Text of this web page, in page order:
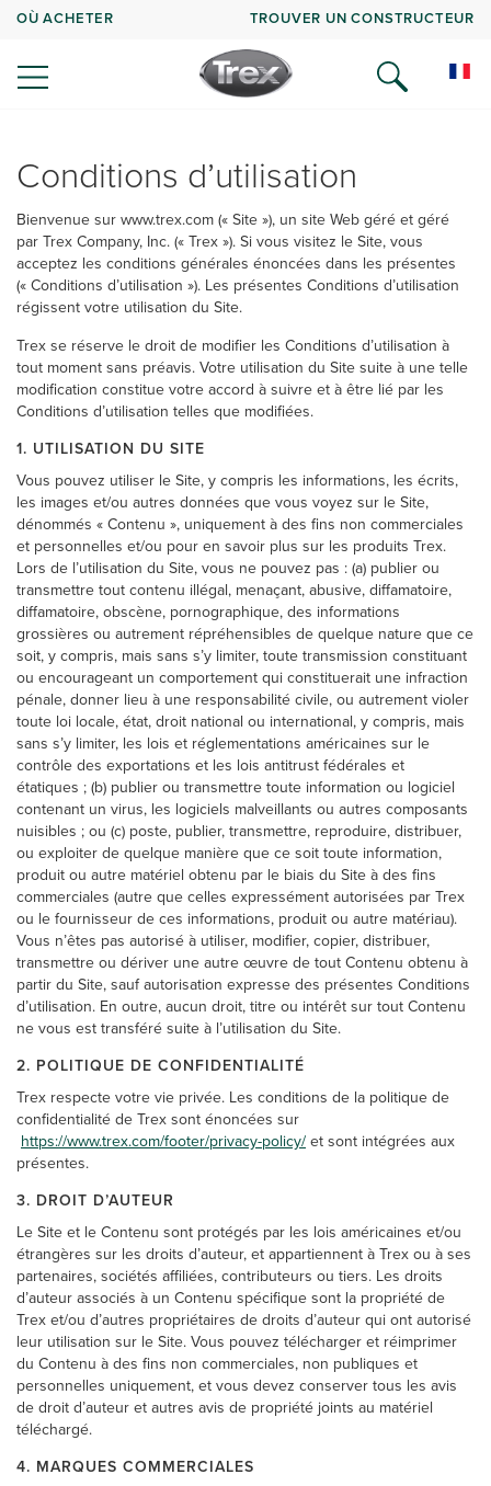
OÙ ACHETER TROUVER UN CONSTRUCTEUR
Conditions d’utilisation
Bienvenue sur www.trex.com (« Site »), un site Web géré et géré
par Trex Company, Inc. (« Trex »). Si vous visitez le Site, vous
acceptez les conditions générales énoncées dans les présentes
(« Conditions d’utilisation »). Les présentes Conditions d’utilisation
régissent votre utilisation du Site.
Trex se réserve le droit de modifier les Conditions d’utilisation à
tout moment sans préavis. Votre utilisation du Site suite à une telle
modification constitue votre accord à suivre et à être lié par les
Conditions d’utilisation telles que modifiées.
1. UTILISATION DU SITE
Vous pouvez utiliser le Site, y compris les informations, les écrits,
les images et/ou autres données que vous voyez sur le Site,
dénommés « Contenu », uniquement à des fins non commerciales
et personnelles et/ou pour en savoir plus sur les produits Trex.
Lors de l’utilisation du Site, vous ne pouvez pas : (a) publier ou
transmettre tout contenu illégal, menaçant, abusive, diffamatoire,
diffamatoire, obscène, pornographique, des informations
grossières ou autrement répréhensibles de quelque nature que ce
soit, y compris, mais sans s’y limiter, toute transmission constituant
ou encourageant un comportement qui constituerait une infraction
pénale, donner lieu à une responsabilité civile, ou autrement violer
toute loi locale, état, droit national ou international, y compris, mais
sans s’y limiter, les lois et réglementations américaines sur le
contrôle des exportations et les lois antitrust fédérales et
étatiques ; (b) publier ou transmettre toute information ou logiciel
contenant un virus, les logiciels malveillants ou autres composants
nuisibles ; ou (c) poste, publier, transmettre, reproduire, distribuer,
ou exploiter de quelque manière que ce soit toute information,
produit ou autre matériel obtenu par le biais du Site à des fins
commerciales (autre que celles expressément autorisées par Trex
ou le fournisseur de ces informations, produit ou autre matériau).
Vous n’êtes pas autorisé à utiliser, modifier, copier, distribuer,
transmettre ou dériver une autre œuvre de tout Contenu obtenu à
partir du Site, sauf autorisation expresse des présentes Conditions
d’utilisation. En outre, aucun droit, titre ou intérêt sur tout Contenu
ne vous est transféré suite à l’utilisation du Site.
2. POLITIQUE DE CONFIDENTIALITÉ
Trex respecte votre vie privée. Les conditions de la politique de
confidentialité de Trex sont énoncées sur
https://www.trex.com/footer/privacy-policy/et sont intégrées aux
présentes.
3. DROIT D’AUTEUR
Le Site et le Contenu sont protégés par les lois américaines et/ou
étrangères sur les droits d’auteur, et appartiennent à Trex ou à ses
partenaires, sociétés affiliées, contributeurs ou tiers. Les droits
d’auteur associés à un Contenu spécifique sont la propriété de
Trex et/ou d’autres propriétaires de droits d’auteur qui ont autorisé
leur utilisation sur le Site. Vous pouvez télécharger et réimprimer
du Contenu à des fins non commerciales, non publiques et
personnelles uniquement, et vous devez conserver tous les avis
de droit d’auteur et autres avis de propriété joints au matériel
téléchargé.
4. MARQUES COMMERCIALES